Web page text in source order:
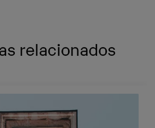
relacionados